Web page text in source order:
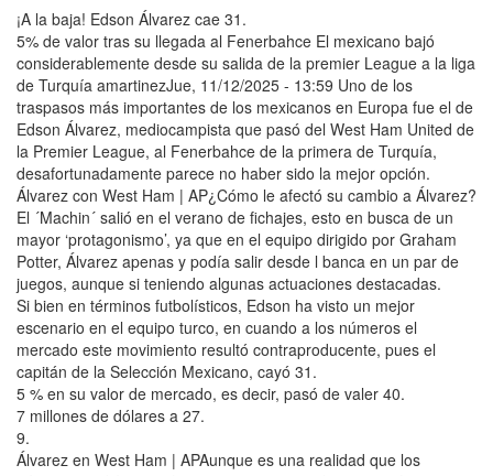
¡A la baja! Edson Álvarez cae 31.
5% de valor tras su llegada al Fenerbahce El mexicano bajó
considerablemente desde su salida de la premier League a la liga
de Turquía amartinezJue, 11/12/2025 - 13:59 Uno de los
traspasos más importantes de los mexicanos en Europa fue el de
Edson Álvarez, mediocampista que pasó del West Ham United de
la Premier League, al Fenerbahce de la primera de Turquía,
desafortunadamente parece no haber sido la mejor opción.
Álvarez con West Ham | AP¿Cómo le afectó su cambio a Álvarez?
El ´Machin´ salió en el verano de fichajes, esto en busca de un
mayor ‘protagonismo’, ya que en el equipo dirigido por Graham
Potter, Álvarez apenas y podía salir desde l banca en un par de
juegos, aunque si teniendo algunas actuaciones destacadas.
Si bien en términos futbolísticos, Edson ha visto un mejor
escenario en el equipo turco, en cuando a los números el
mercado este movimiento resultó contraproducente, pues el
capitán de la Selección Mexicano, cayó 31.
5 % en su valor de mercado, es decir, pasó de valer 40.
7 millones de dólares a 27.
9.
Álvarez en West Ham | APAunque es una realidad que los